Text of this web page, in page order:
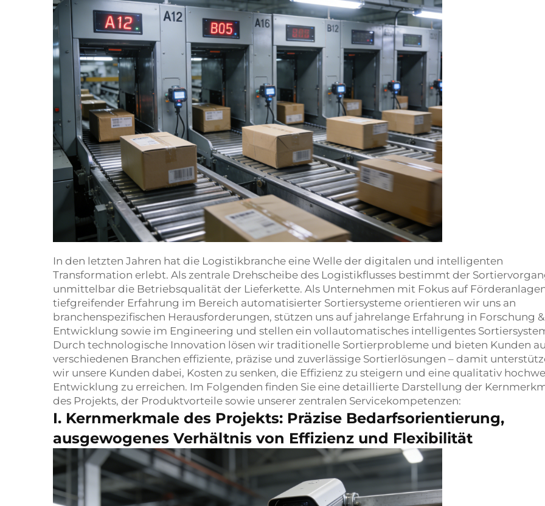
In den letzten Jahren hat die Logistikbranche eine Welle der digitalen und intelligenten
Transformation erlebt. Als zentrale Drehscheibe des Logistikflusses bestimmt der
unmittelbar die Betriebsqualität der Lieferkette. Als Unternehmen mit Fokus auf
tiefgreifender Erfahrung im Bereich automatisierter Sortiersysteme orientieren wir uns an
branchenspezifischen Herausforderungen, stützen uns auf jahrelange Erfahrung in Forschung &
Entwicklung sowie im Engineering und stellen ein vollautomatisches intelligentes
Durch technologische Innovation lösen wir traditionelle Sortierprobleme und bieten Kunden
verschiedenen Branchen effiziente, präzise und zuverlässige Sortierlösungen – damit
wir unsere Kunden dabei, Kosten zu senken, die Effizienz zu steigern und eine qualitativ
Entwicklung zu erreichen. Im Folgenden finden Sie eine detaillierte Darstellung der
des Projekts, der Produktvorteile sowie unserer zentralen Servicekompetenzen:
I. Kernmerkmale des Projekts: Präzise Bedarfsorientierung,
ausgewogenes Verhältnis von Effizienz und Flexibilität